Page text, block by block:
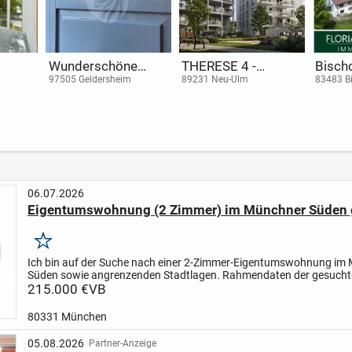
NEUBAU:
Energieeffiziente 2-
83355 Grabenstätt
vermietete 2-
Zimmer-Wohnung in
86438 Kissing
mit
83209
06.07.2026
Eigentumswohnung (2 Zimmer) im Münchner Süden
Merken
Ich bin auf der Suche nach einer 2-Zimmer-Eigentumswohnung im
Süden sowie angrenzenden Stadtlagen. Rahmendaten der
Wohnung:• Wohnfläche bis ca. 50 m²
215.000 €VB
80331 München
05.08.2026 Partner-Anzeige